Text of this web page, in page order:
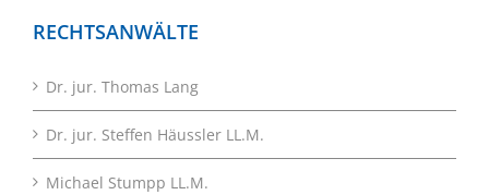
RECHTSANWÄLTE
Dr. jur. Thomas Lang
Dr. jur. Steffen Häussler LL.M.
Michael Stumpp LL.M.